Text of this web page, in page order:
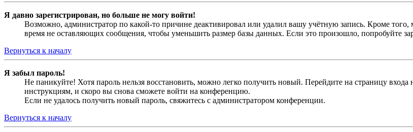
Я давно зарегистрирован, но больше не могу войти!
Возможно, администратор по какой-то причине деактивировал или удалил вашу учётную запись. Кроме
время не оставляющих сообщения, чтобы уменьшить размер базы данных. Если это произошло, попробуйте
Вернуться к началу
Я забыл пароль!
Не паникуйте! Хотя пароль нельзя восстановить, можно легко получить новый. Перейдите на страницу
инструкциям, и скоро вы снова сможете войти на конференцию.
Если не удалось получить новый пароль, свяжитесь с администратором конференции.
Вернуться к началу